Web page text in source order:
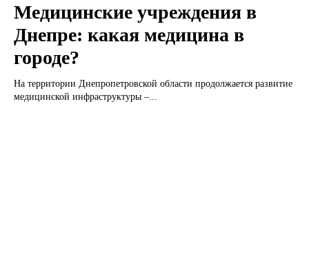
Медицинские учреждения в
Днепре: какая медицина в
городе?
На территории Днепропетровской области продолжается развитие
медицинской инфраструктуры –...